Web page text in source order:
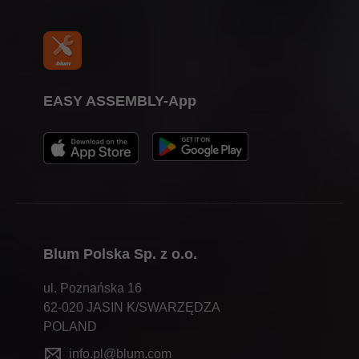
Blum Polska Sp. z o.o.
ul. Poznańska 16
62-020 JASIN K/SWARZĘDZA
POLAND
info.pl@blum.com
EASY ASSEMBLY-App